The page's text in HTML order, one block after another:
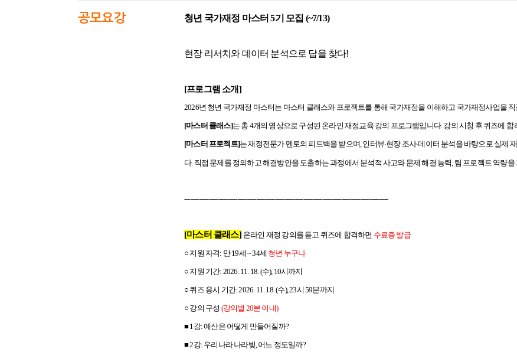
공모요강 청년 국가재정 마스터 5기 모집 (~7/13)
현장 리서치와 데이터 분석으로 답을 찾다!
[프로그램 소개]
2026년 청년 국가재정 마스터는 마스터 클래스와 프로젝트를 통해 국가재정을 이해하고 국가재정사업을
[마스터 클래스]는 총 4개의 영상으로 구성된 온라인 재정교육 강의 프로그램입니다. 강의 시청 후 퀴즈에
[마스터 프로젝트]는 재정전문가 멘토의 피드백을 받으며, 인터뷰∙현장 조사∙데이터 분석을 바탕으로 실제
다. 직접 문제를 정의하고 해결방안을 도출하는 과정에서 분석적 사고와 문제 해결 능력, 팀 프로젝트 역량을
------------------------------------------------------------------------------------------------------------
[마스터 클래스] 온라인 재정 강의를 듣고 퀴즈에 합격하면 수료증 발급
○ 지원 자격: 만 19세 ~ 34세 청년 누구나
○ 지원 기간: 2026. 11. 18. (수), 10시까지
○ 퀴즈 응시 기간: 2026. 11. 18. (수), 23시 59분까지
○ 강의 구성 (강의별 20분 이내)
■ 1강: 예산은 어떻게 만들어질까?
■ 2강: 우리나라 나라빚, 어느 정도일까?